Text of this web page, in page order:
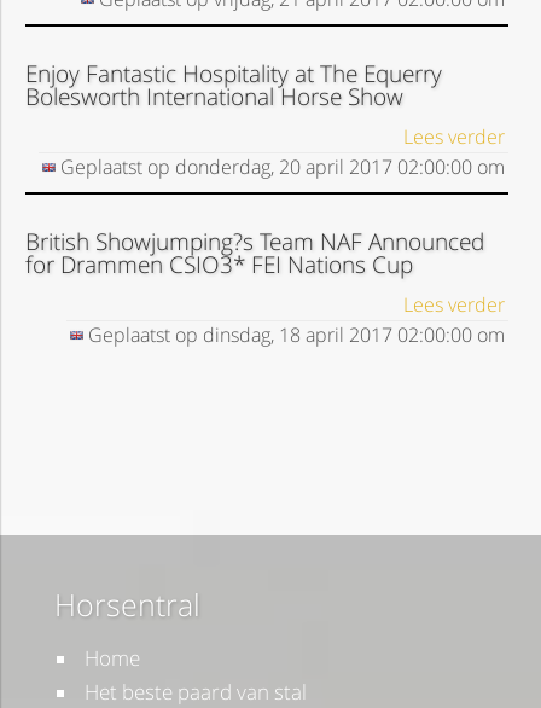
Enjoy Fantastic Hospitality at The Equerry
Bolesworth International Horse Show
Lees verder
Geplaatst op donderdag, 20 april 2017 02:00:00om
British Showjumping?s Team NAF Announced
for Drammen CSIO3* FEI Nations Cup
Lees verder
Geplaatst op dinsdag, 18 april 2017 02:00:00om
Horsentral
Home
Het beste paard van stal